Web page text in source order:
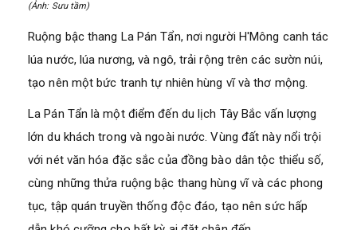
(Ảnh: Sưu tầm)
Ruộng bậc thang La Pán Tẩn, nơi người H'Mông canh tác
lúa nước, lúa nương, và ngô, trải rộng trên các sườn núi,
tạo nên một bức tranh tự nhiên hùng vĩ và thơ mộng.
La Pán Tẩn là một điểm đến du lịch Tây Bắc vấn lượng
lớn du khách trong và ngoài nước. Vùng đất này nổi trội
với nét văn hóa đặc sắc của đồng bào dân tộc thiểu số,
cùng những thửa ruộng bậc thang hùng vĩ và các phong
tục, tập quán truyền thống độc đáo, tạo nên sức hấp